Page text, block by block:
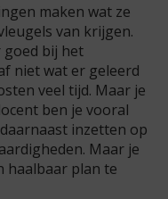
maken wat ze
van krijgen.
goed bij het
niet wat er geleerd
veel tijd. Maar je
ben je vooral
inzetten op
Maar je
haalbaar plan te